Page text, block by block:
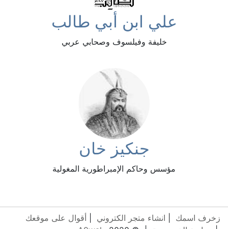
علي ابن أبي طالب
خليفة وفيلسوف وصحابي عربي
جنكيز خان
مؤسس وحاكم الإمبراطورية المغولية
زخرف اسمك انشاء متجر الكتروني
أقوال على موقعك